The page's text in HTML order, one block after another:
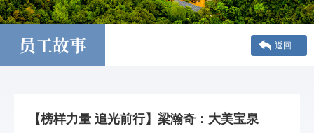
员工故事 返回
【榜样力量 追光前行】梁瀚奇：大美宝泉